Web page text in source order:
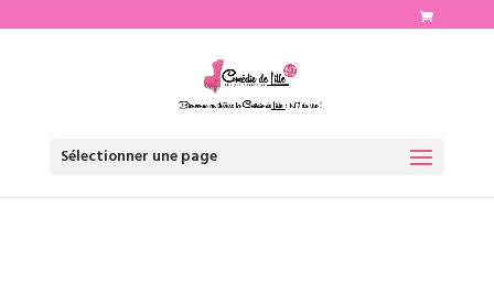
Sélectionner une page